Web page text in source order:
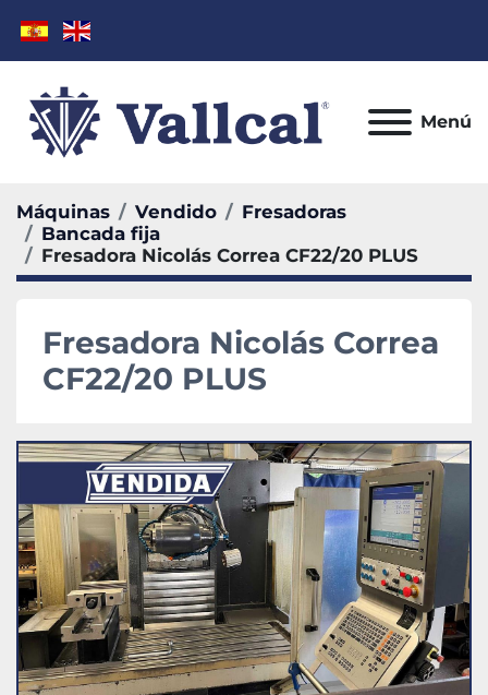
Menú
Máquinas Vendido
Fresadoras
Bancada fija
Fresadora Nicolás Correa CF22/20 PLUS
Fresadora Nicolás Correa
CF22/20 PLUS